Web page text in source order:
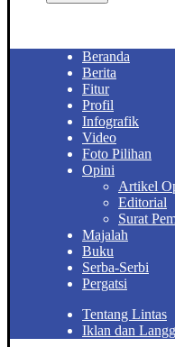
Beranda
Berita
Fitur
Profil
Infografik
Video
Foto Pilihan
Opini
Artikel
Editorial
Surat
Majalah
Buku
Serba-Serbi
Pergatsi
Tentang Lintas
Iklan dan